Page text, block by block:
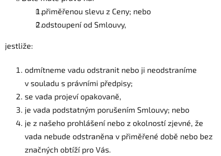
přiměřenou slevu z Ceny; nebo
odstoupení od Smlouvy,
jestliže:
odmítneme vadu odstranit nebo ji neodstraníme
v souladu s právními předpisy;
se vada projeví opakovaně,
je vada podstatným porušením Smlouvy; nebo
je z našeho prohlášení nebo z okolností zjevné, že
vada nebude odstraněna v přiměřené době nebo bez
značných obtíží pro Vás.